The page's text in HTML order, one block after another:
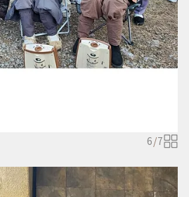
6/7